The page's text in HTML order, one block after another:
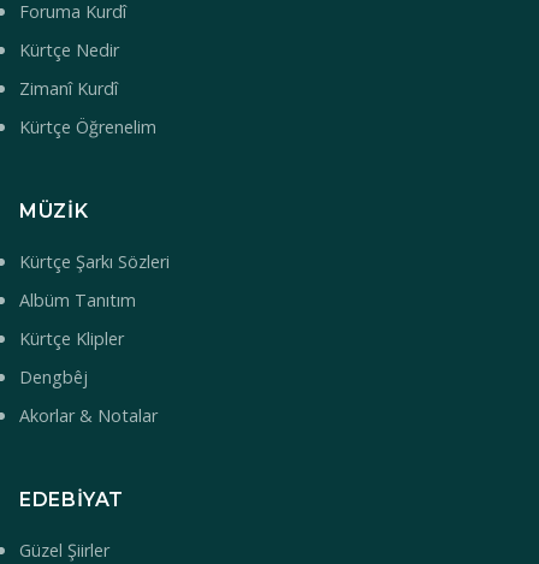
Foruma Kurdî
Kürtçe Nedir
Zimanî Kurdî
Kürtçe Öğrenelim
MÜZIK
Kürtçe Şarkı Sözleri
Albüm Tanıtım
Kürtçe Klipler
Dengbêj
Akorlar & Notalar
EDEBIYAT
Güzel Şiirler